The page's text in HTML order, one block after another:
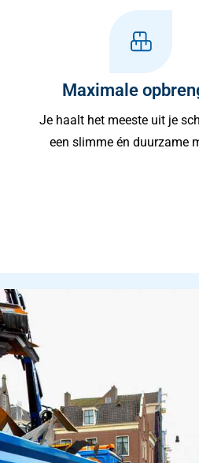
Maximale
Je haalt het meeste uit je
een slimme én duurzame